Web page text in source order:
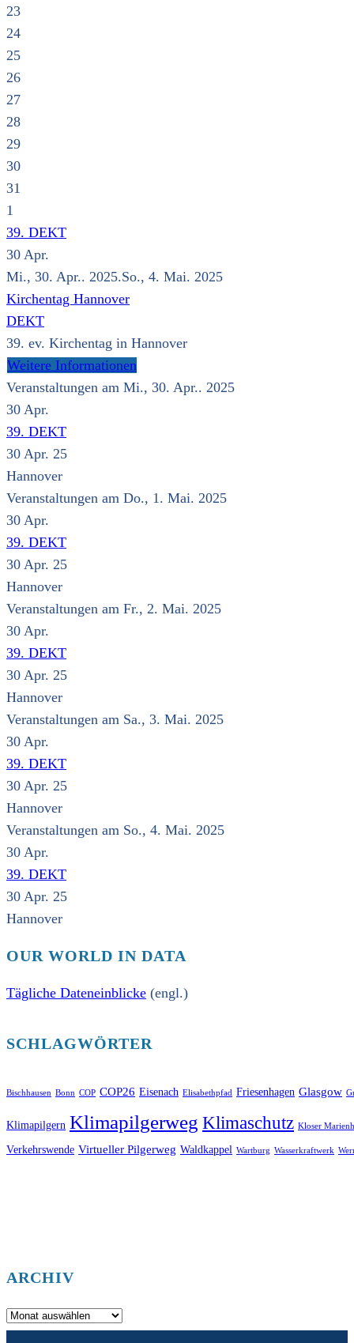
23
24
25
26
27
28
29
30
31
1
39. DEKT
30 Apr.
Mi., 30. Apr.. 2025.So., 4. Mai. 2025
Kirchentag Hannover
DEKT
39. ev. Kirchentag in Hannover
Weitere Informationen
Veranstaltungen am Mi., 30. Apr.. 2025
30 Apr.
39. DEKT
30 Apr. 25
Hannover
Veranstaltungen am Do., 1. Mai. 2025
30 Apr.
39. DEKT
30 Apr. 25
Hannover
Veranstaltungen am Fr., 2. Mai. 2025
30 Apr.
39. DEKT
30 Apr. 25
Hannover
Veranstaltungen am Sa., 3. Mai. 2025
30 Apr.
39. DEKT
30 Apr. 25
Hannover
Veranstaltungen am So., 4. Mai. 2025
30 Apr.
39. DEKT
30 Apr. 25
Hannover
OUR WORLD IN DATA
Tägliche Dateneinblicke (engl.)
SCHLAGWÖRTER
Bischhausen Bonn COP COP26 Eisenach Elisabethpfad Friesenhagen Glasgow
Klimapilgern Klimapilgerweg Klimaschutz Kloser
Verkehrswende Virtueller Pilgerweg Waldkappel Wartburg Wasserkraftwerk
ARCHIV
Archiv